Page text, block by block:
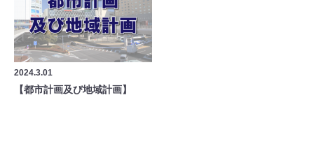
2024.3.01
【都市計画及び地域計画】